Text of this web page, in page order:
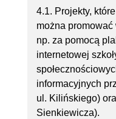
4.1. Projekty,
można promować
np. za pomocą
internetowej
informacyjnych
ul. Kilińskiego)
Sienkiewicza).